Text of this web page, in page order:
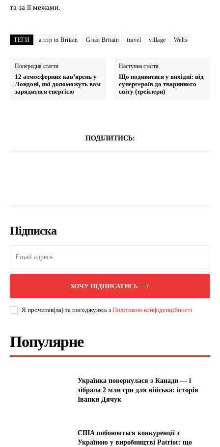
та за її межами.
ТЕГИ a trip to Britain Great Britain travel village Wells
Попередня стаття
12 атмосферних кав’ярень у
Лондоні, які допоможуть вам
зарядитися енергією
Наступна стаття
Що подивитися у вихідні: від
супергероїв до тваринного
світу (трейлери)
ПОДІЛИТИСЬ:
Підписка
ХОЧУ ПІДПИСАТИСЬ
Я прочитав(ла) та погоджуюсь з Політикою конфіденційності
Популярне
Українка повернулася з Канади — і
зібрала 2 млн грн для війська: історія
Іванки Дячук
США побоюються конкуренції з
Україною у виробництві Patriot: що